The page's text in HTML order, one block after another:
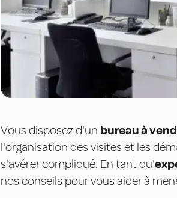
Vous disposez d'un bureau à
l'organisation des visites et les
s'avérer compliqué. En tant qu'
nos conseils pour vous aider à